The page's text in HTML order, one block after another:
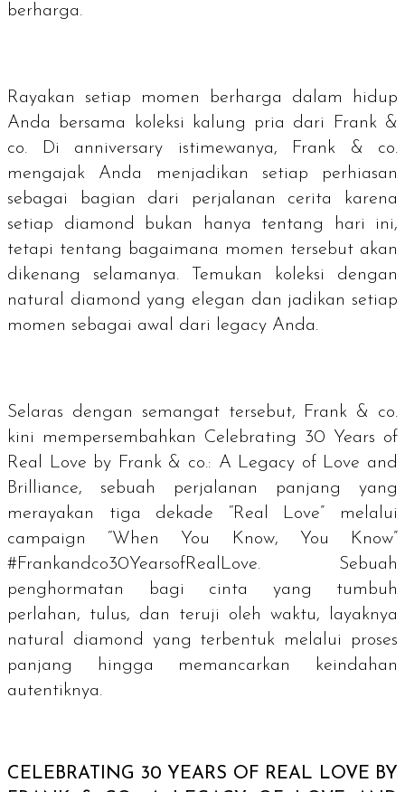
berharga.
Rayakan setiap momen berharga dalam hidup
Anda bersama koleksi kalung pria dari Frank &
co. Di anniversary istimewanya, Frank & co.
mengajak Anda menjadikan setiap perhiasan
sebagai bagian dari perjalanan cerita karena
setiap diamond bukan hanya tentang hari ini,
tetapi tentang bagaimana momen tersebut akan
dikenang selamanya. Temukan koleksi dengan
natural diamond yang elegan dan jadikan setiap
momen sebagai awal dari
legacy Anda.
Selaras dengan semangat tersebut, Frank & co.
kini mempersembahkan Celebrating 30 Years of
Real Love by Frank & co.: A Legacy of Love and
Brilliance, sebuah perjalanan panjang yang
merayakan tiga dekade “Real Love” melalui
campaign “When You Know, You Know”
#Frankandco30YearsofRealLove. Sebuah
penghormatan bagi cinta yang tumbuh
perlahan, tulus, dan teruji oleh waktu, layaknya
natural diamond
yang terbentuk melalui proses
panjang hingga memancarkan keindahan
autentiknya.
CELEBRATING 30 YEARS OF REAL LOVE BY